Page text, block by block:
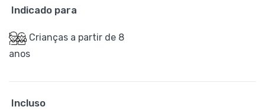
Indicado para
Crianças a partir de 8
anos
Incluso